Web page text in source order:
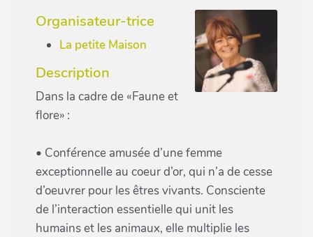
Organisateur-trice
La petite Maison
Description
Dans la cadre de «Faune et
flore» :
• Conférence amusée d’une femme
exceptionnelle au coeur d’or, qui n’a de cesse
d’oeuvrer pour les êtres vivants. Consciente
de l’interaction essentielle qui unit les
humains et les animaux, elle multiplie les